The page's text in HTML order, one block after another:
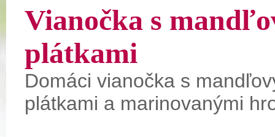
Vianočka s
plátkami
Domáci vianočka s
plátkami a marinovanými